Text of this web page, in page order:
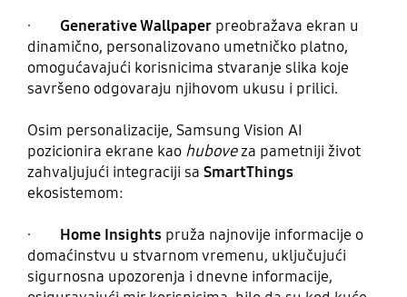
· Generative Wallpaperpreobražava ekran u
dinamično, personalizovano umetničko platno,
omogućavajući korisnicima stvaranje slika koje
savršeno odgovaraju njihovom ukusu i prilici.
Osim personalizacije, Samsung Vision AI
pozicionira ekrane kao huboveza pametniji život
zahvaljujući integraciji sa SmartThings
ekosistemom:
· Home Insightspruža najnovije informacije o
domaćinstvu u stvarnom vremenu, uključujući
sigurnosna upozorenja i dnevne informacije,